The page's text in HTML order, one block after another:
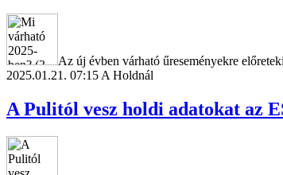
Az új évben várható űreseményekre
2025.01.21. 07:15 A Holdnál
A Pulitól vesz holdi adatokat az